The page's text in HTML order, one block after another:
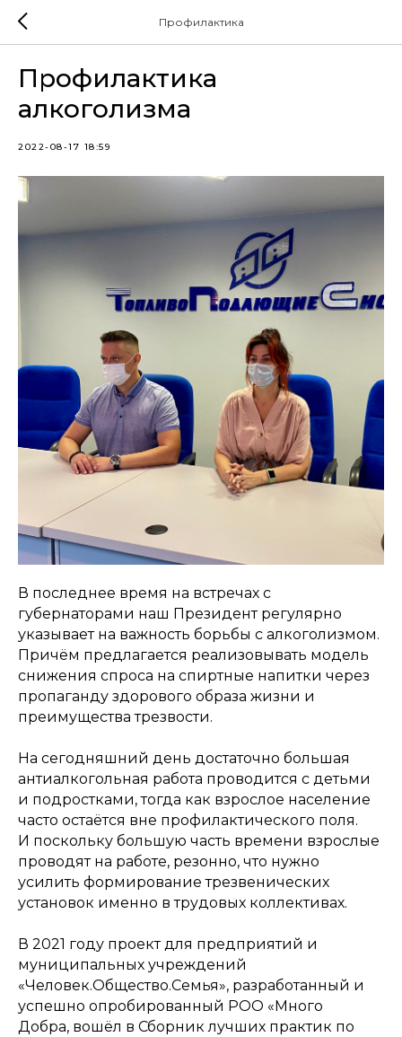
Профилактика
Профилактика
алкоголизма
2022-08-17 18:59
В последнее время на встречах с
губернаторами наш Президент регулярно
указывает на важность борьбы с алкоголизмом.
Причём предлагается реализовывать модель
снижения спроса на спиртные напитки через
пропаганду здорового образа жизни и
преимущества трезвости.
На сегодняшний день достаточно большая
антиалкогольная работа проводится с детьми
и подростками, тогда как взрослое население
часто остаётся вне профилактического поля.
И поскольку большую часть времени взрослые
проводят на работе, резонно, что нужно
усилить формирование трезвенических
установок именно в трудовых коллективах.
В 2021 году проект для предприятий и
муниципальных учреждений
«Человек.Общество.Семья», разработанный и
успешно опробированный РОО «Много
Добра, вошёл в Сборник лучших практик по